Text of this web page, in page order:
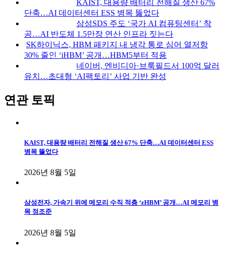
KAIST, 대용량 배터리 전해질 생산 67%
단축…AI 데이터센터 ESS 병목 뚫었다
삼성SDS 주도 ‘국가 AI 컴퓨팅센터’ 착
공…AI 반도체 1.5만장 연산 인프라 짓는다
SK하이닉스, HBM 패키지 내 냉각 통로 심어 열저항
30% 줄인 ‘iHBM’ 공개…HBM5부터 적용
네이버, 엔비디아·브룩필드서 100억 달러
유치…초대형 ‘AI팩토리’ 사업 기반 완성
연관 토픽
KAIST, 대용량 배터리 전해질 생산 67% 단축…AI 데이터센터 ESS
병목 뚫었다
2026년 8월 5일
삼성전자, 가속기 위에 메모리 수직 적층 ‘zHBM’ 공개…AI 메모리 병
목 정조준
2026년 8월 5일